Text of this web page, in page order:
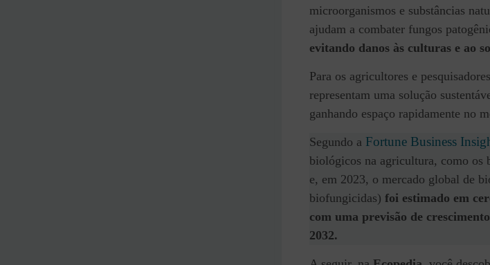
microorganismos e substâncias
ajudam a combater fungos
evitando danos às culturas e ao
Para os agricultores e
representam uma solução
ganhando espaço rapidamente no
Segundo a Fortune Business
biológicos na agricultura, como os
e, em 2023, o mercado global de
biofungicidas) foi estimado em
com uma previsão de
2032.